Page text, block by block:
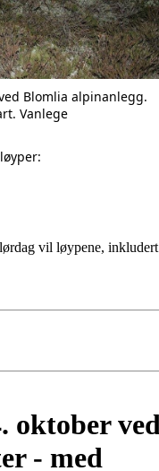
Blomlia alpinanlegg.
Vanlege
vil løypene, inkludert
oktober
- med